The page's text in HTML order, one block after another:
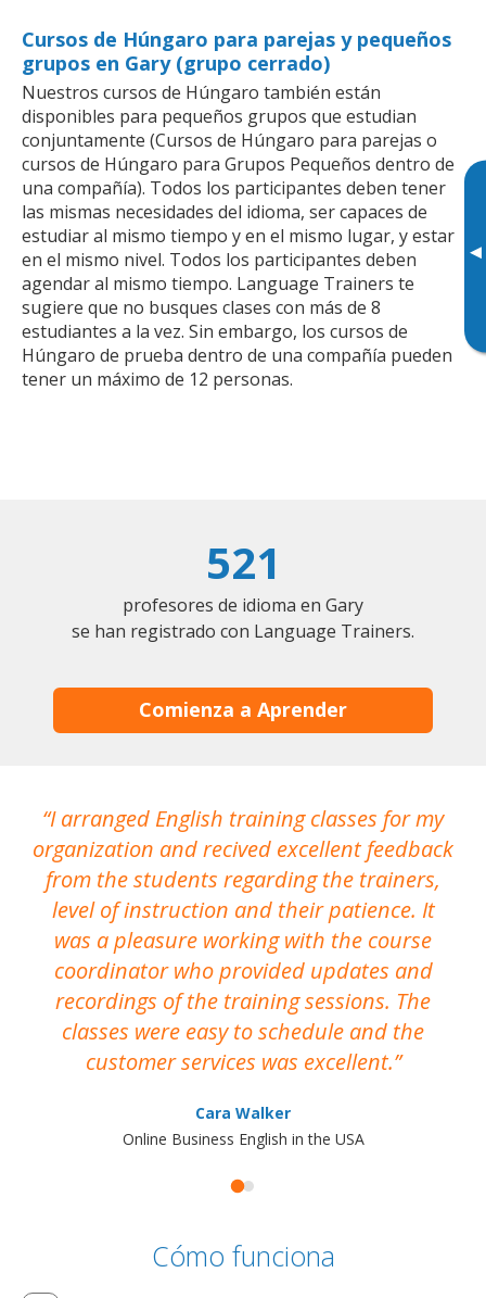
▸
Cursos de Húngaro para parejas y pequeños
grupos en Gary (grupo cerrado)
Nuestros cursos de Húngaro también están
disponibles para pequeños grupos que estudian
conjuntamente (Cursos de Húngaro para parejas o
cursos de Húngaro para Grupos Pequeños dentro de
una compañía). Todos los participantes deben tener
las mismas necesidades del idioma, ser capaces de
estudiar al mismo tiempo y en el mismo lugar, y estar
en el mismo nivel. Todos los participantes deben
agendar al mismo tiempo. Language Trainers te
sugiere que no busques clases con más de 8
estudiantes a la vez. Sin embargo, los cursos de
Húngaro de prueba dentro de una compañía pueden
tener un máximo de 12 personas.
521
profesores de idioma en Gary
se han registrado con Language Trainers.
Comienza a Aprender
I arranged English training classes for my
organization and recived excellent feedback
from the students regarding the trainers,
level of instruction and their patience. It
was a pleasure working with the course
coordinator who provided updates and
recordings of the training sessions. The
classes were easy to schedule and the
customer services was excellent.
Cara Walker
Online Business English in the USA
Cómo funciona